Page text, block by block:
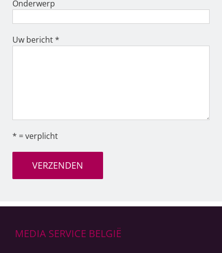
Onderwerp
Uw bericht *
* = verplicht
MEDIA SERVICE BELGIË